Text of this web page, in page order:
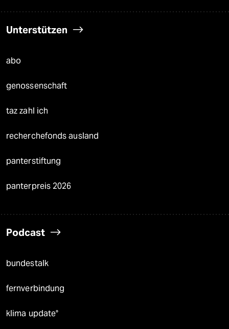
Unterstützen
abo
genossenschaft
taz zahl ich
recherchefonds ausland
panterstiftung
panterpreis 2026
Podcast
bundestalk
fernverbindung
klima update°